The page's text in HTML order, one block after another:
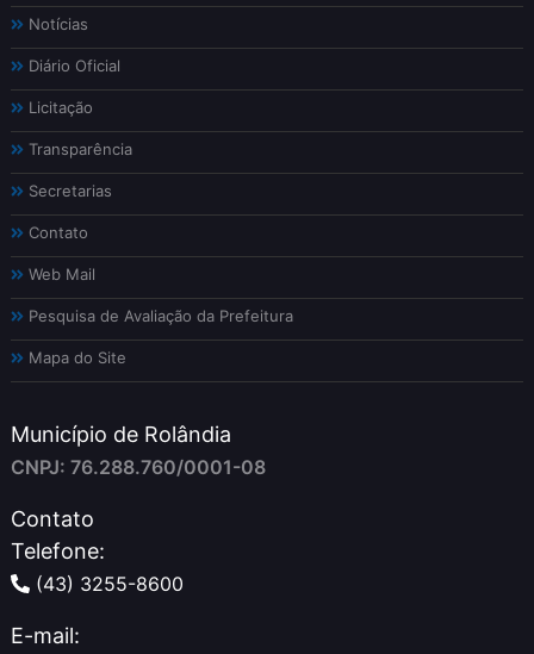
Notícias
Diário Oficial
Licitação
Transparência
Secretarias
Contato
Web Mail
Pesquisa de Avaliação da Prefeitura
Mapa do Site
Município de Rolândia
CNPJ: 76.288.760/0001-08
Contato
Telefone:
(43) 3255-8600
E-mail: